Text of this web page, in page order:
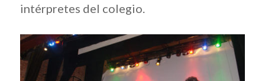
intérpretes del colegio.